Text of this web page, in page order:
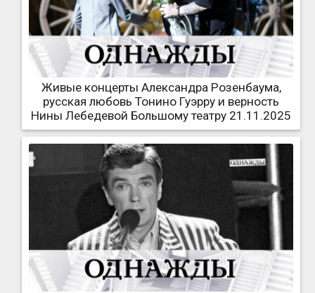
Живые концерты Александра Розенбаума,
русская любовь Тонино Гуэрру и верность
Нины Лебедевой Большому театру 21.11.2025